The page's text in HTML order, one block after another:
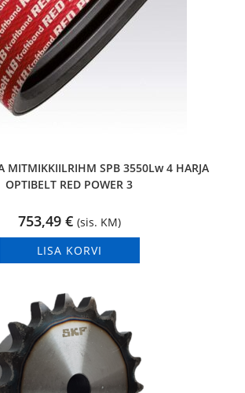
MITMIKKIILRIHM SPB 3550Lw 4 HARJA
OPTIBELT RED POWER 3
753,49 € (sis. KM)
LISA KORVI